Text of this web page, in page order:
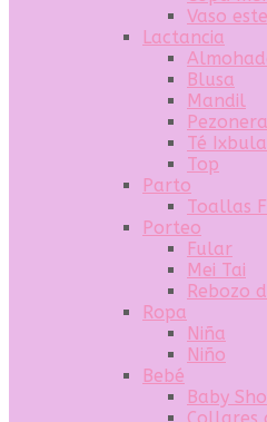
Vaso
Lactancia
Blusa
Mandil
Pezonera
Té
Top
Parto
Toallas
Porteo
Fular
Mei Tai
Rebozo
Ropa
Niña
Niño
Bebé
Baby